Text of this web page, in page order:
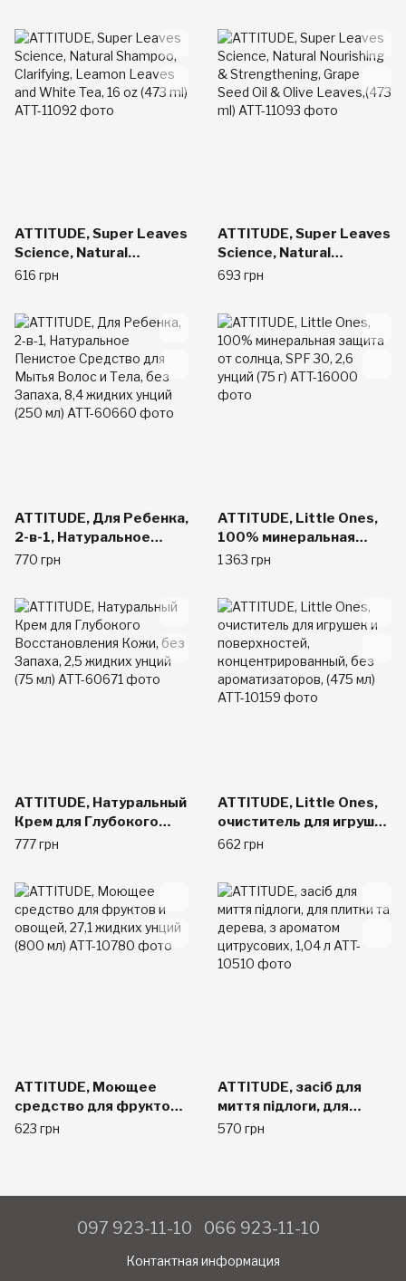
унции (800 мл)
жидких унций (300 мл)
ATTITUDE, Super Leaves
Science, Natural
Shampoo, Clarifying,
White Tea, 16 oz (473 ml)
616 грн
ATTITUDE, Super Leaves
Science, Natural
Nourishing &
Seed Oil & Olive Leaves,
(473 ml)
693 грн
ATTITUDE, Для Ребенка,
2-в-1, Натуральное
Пенистое Средство для
без Запаха, 8,4 жидких
унций (250 мл)
770 грн
ATTITUDE, Little Ones,
100% минеральная
защита от солнца, SPF
1 363 грн
ATTITUDE, Натуральный
Крем для Глубокого
Восстановления Кожи,
унций (75 мл)
777 грн
ATTITUDE, Little Ones,
очиститель для игрушек
и поверхностей,
без ароматизаторов,
(475 мл)
662 грн
ATTITUDE, Моющее
средство для фруктов
и овощей, 27,1 жидких
623 грн
ATTITUDE, засіб для
миття підлоги, для
плитки та дерева, з
570 грн
097 923-11-10 066 923-11-10
Контактная информация